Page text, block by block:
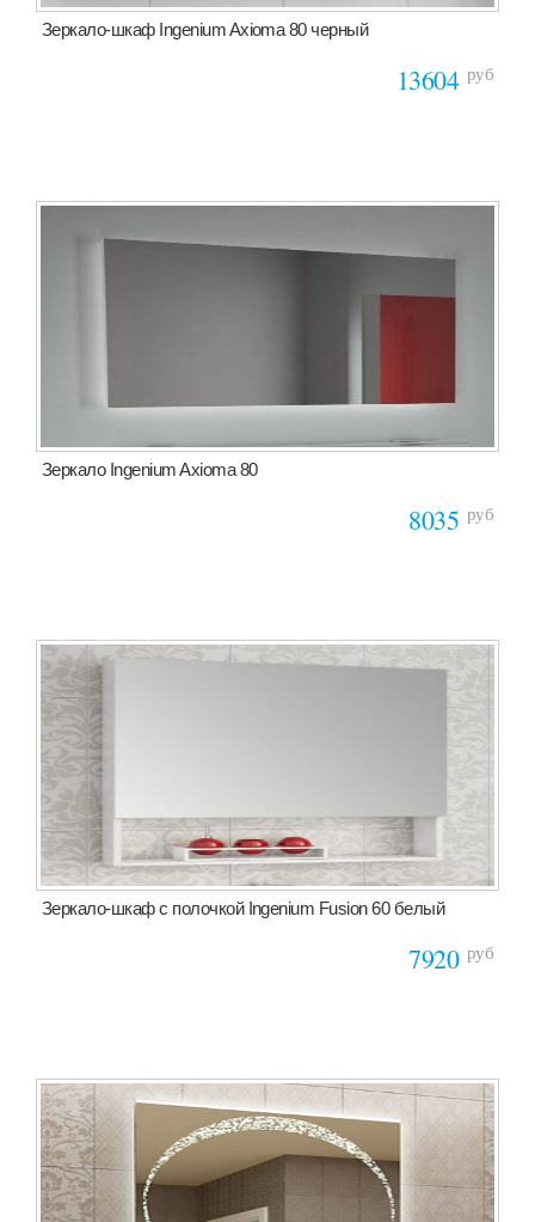
Зеркало-шкаф Ingenium Axioma 80 черный
13604 руб
Зеркало Ingenium Axioma 80
8035 руб
Зеркало-шкаф с полочкой Ingenium Fusion 60 белый
7920 руб